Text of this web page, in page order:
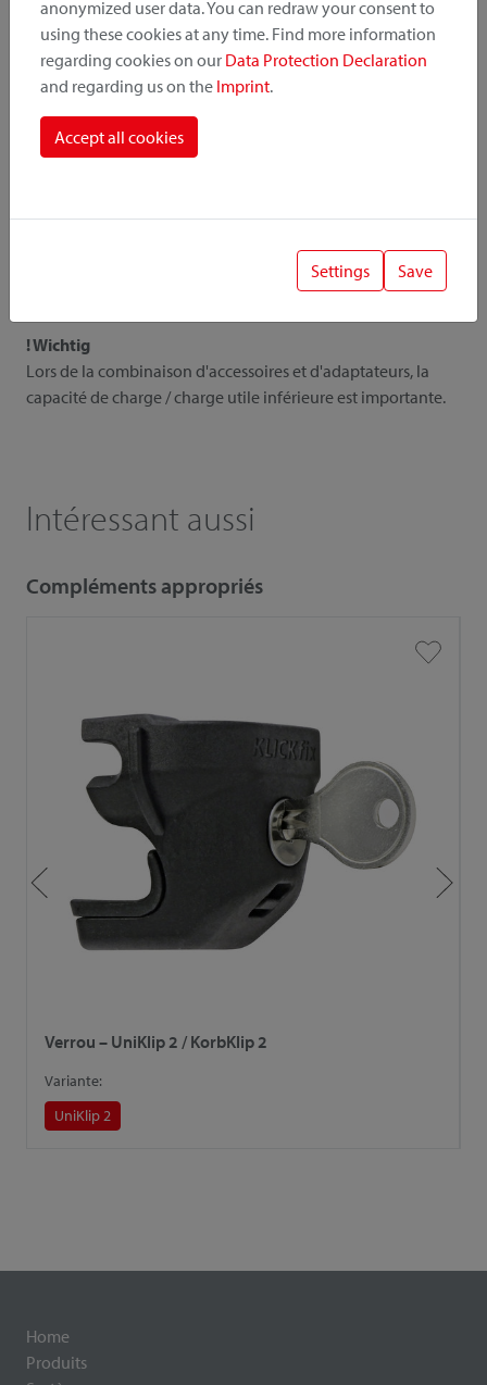
Downloads
! Wichtig
Lors de la combinaison d'accessoires et d'adaptateurs, la
capacité de charge / charge utile inférieure est importante.
Intéressant aussi
Compléments appropriés
Verrou – UniKlip 2 / KorbKlip 2
Variante:
UniKlip 2
Home
Produits
anonymized user data. You can redraw your consent to
using these cookies at any time. Find more information
regarding cookies on our Data Protection Declaration
and regarding us on the Imprint.
Accept all cookies
Settings Save